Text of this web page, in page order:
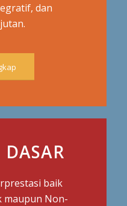
dan
baik
maupun Non-